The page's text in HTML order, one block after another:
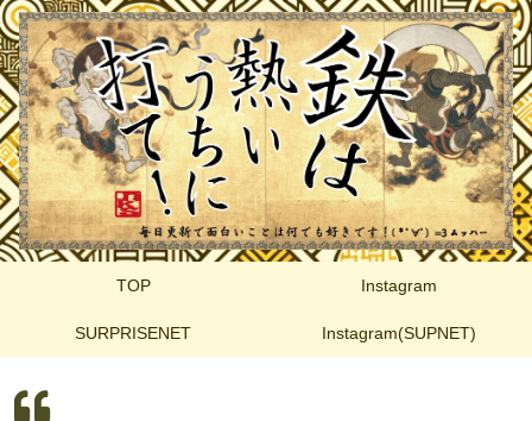
TOP Instagram
SURPRISENET Instagram(SUPNET)